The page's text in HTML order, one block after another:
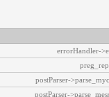
errorHandler-
postParser-
postParser-